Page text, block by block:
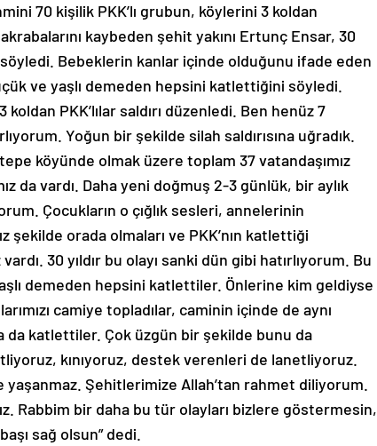
70 kişilik PKK’lı grubun, köylerini 3 koldan
kaybeden şehit yakını Ertunç Ensar, 30
söyledi. Bebeklerin kanlar içinde olduğunu ifade eden
ve yaşlı demeden hepsini katlettiğini söyledi.
PKK’lılar saldırı düzenledi. Ben henüz 7
Yoğun bir şekilde silah saldırısına uğradık.
köyünde olmak üzere toplam 37 vatandaşımız
da vardı. Daha yeni doğmuş 2-3 günlük, bir aylık
Çocukların o çığlık sesleri, annelerinin
şekilde orada olmaları ve PKK’nın katlettiği
30 yıldır bu olayı sanki dün gibi hatırlıyorum. Bu
demeden hepsini katlettiler. Önlerine kim geldiyse
camiye topladılar, caminin içinde de aynı
da katlettiler. Çok üzgün bir şekilde bunu da
kınıyoruz, destek verenleri de lanetliyoruz.
Şehitlerimize Allah’tan rahmet diliyorum.
Rabbim bir daha bu tür olayları bizlere göstermesin,
sağ olsun” dedi.